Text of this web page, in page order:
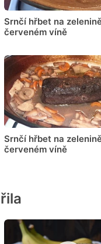
Srnčí hřbet na
červeném víně
Srnčí hřbet na
červeném víně